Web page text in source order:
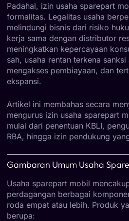
Padahal, izin usaha sparepart
formalitas. Legalitas usaha
melindungi bisnis dari risiko
kerja sama dengan distributor
meningkatkan kepercayaan
sah, usaha rentan terkena
mengakses pembiayaan, dan
ekspansi.
Artikel ini membahas secara
mengurus izin usaha sparepart
mulai dari penentuan KBLI,
RBA, hingga izin pendukung
Gambaran Umum Usaha
Usaha sparepart mobil
perdagangan berbagai
roda empat atau lebih. Produk
berupa: